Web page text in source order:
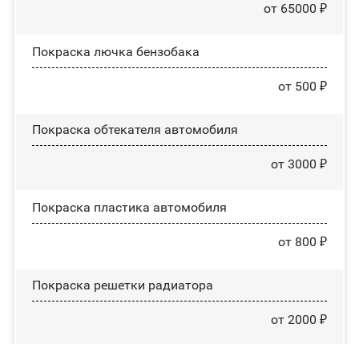
от 65000 ₽
Покраска лючка бензобака
от 500 ₽
Покраска обтекателя автомобиля
от 3000 ₽
Покраска пластика автомобиля
от 800 ₽
Покраска решетки радиатора
от 2000 ₽